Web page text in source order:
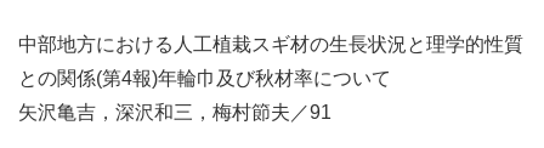
中部地方における人工植栽スギ材の生長状況と理学的性質
との関係(第4報)年輪巾及び秋材率について
矢沢亀吉，深沢和三，梅村節夫／91